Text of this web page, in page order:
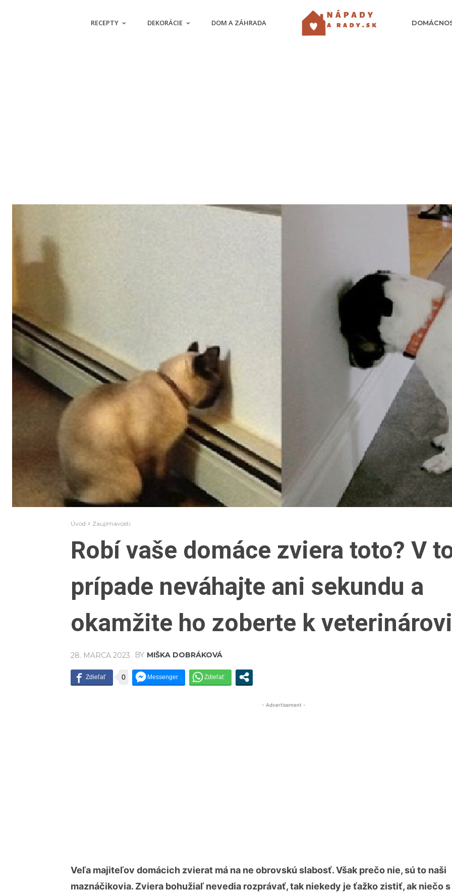
RECEPTY DEKORÁCIE DOM A ZÁHRADA
Úvod Zaujímavosti
Robí vaše domáce zviera toto? V
prípade neváhajte ani sekundu a
okamžite ho zoberte k
28. MARCA 2023 BY MIŠKA DOBRÁKOVÁ
0
- Advertisement -
Veľa majiteľov domácich zvierat má na ne obrovskú slabosť. Však prečo nie, sú to naši
maznáčikovia. Zviera bohužiaľ nevedia rozprávať, tak niekedy je ťažko zistiť, ak niečo